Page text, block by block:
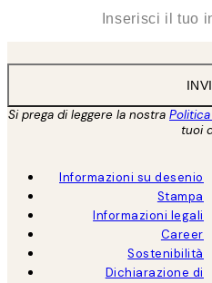
Si prega di leggere la nostra
tuoi
Informazioni su desenio
Stampa
Informazioni legali
Career
Sostenibilità
Dichiarazione di